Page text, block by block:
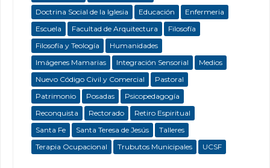
Doctrina Social de la Iglesia
Educación
Enfermeria
Escuela
Facultad de Arquitectura
Filosofía
Filosofía y Teología
Humanidades
Imágenes Mamarias
Integración Sensorial
Medios
Nuevo Código Civil y Comercial
Pastoral
Patrimonio
Posadas
Psicopedagogía
Reconquista
Rectorado
Retiro Espiritual
Santa Fe
Santa Teresa de Jesús
Talleres
Terapia Ocupacional
Trubutos Municipales UCSF